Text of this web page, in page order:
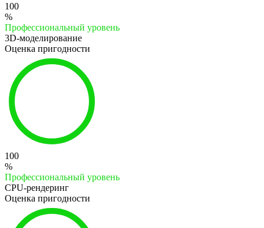
100
%
Профессиональный уровень
3D-моделирование
Оценка пригодности
100
%
Профессиональный уровень
CPU-рендеринг
Оценка пригодности